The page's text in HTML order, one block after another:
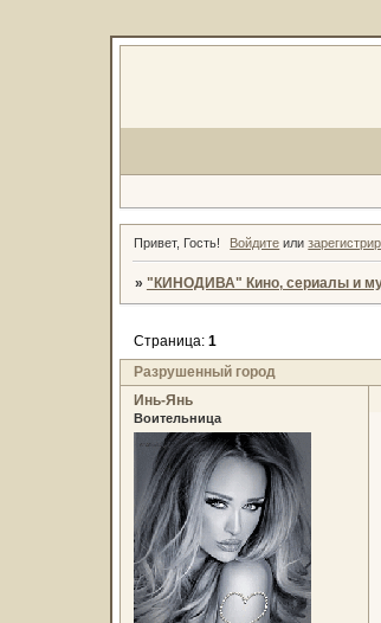
Привет, Гость! Войдите или
» "КИНОДИВА" Кино, сериалы и
Разрушенный город
Страница: 1
Инь-Янь
Воительница